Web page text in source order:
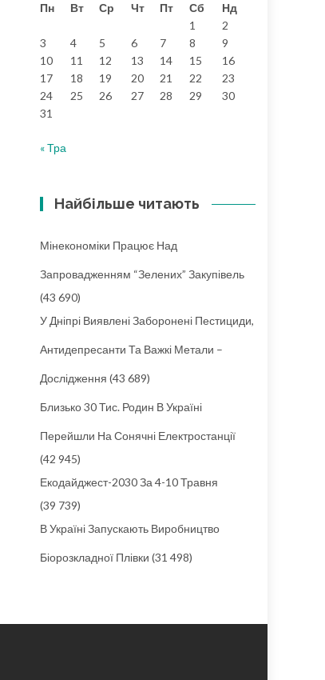
Пн
Вт Ср Чт Пт Сб
Нд
1
2
3
4 5 6 7 8
9
10
11 12 13 14 15
16
17
18 19 20 21 22
23
24
25 26 27 28 29
30
31
« Тра
Найбільше читають
Мінекономіки Працює Над
Запровадженням “зелених” Закупівель
(43 690)
У Дніпрі Виявлені Заборонені Пестициди,
Антидепресанти Та Важкі Метали –
Дослідження (43 689)
Близько 30 Тис. Родин В Україні
Перейшли На Сонячні Електростанції
(42 945)
Екодайджест-2030 За 4-10 Травня
(39 739)
В Україні Запускають Виробництво
Біорозкладної Плівки (31 498)